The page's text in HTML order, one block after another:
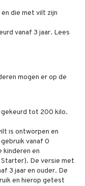
die met vilt zijn
vanaf 3 jaar. Lees
mogen er op de
gekeurd tot 200 kilo.
is ontworpen en
vanaf 0
kinderen en
De versie met
3 jaar en ouder. De
en hierop getest